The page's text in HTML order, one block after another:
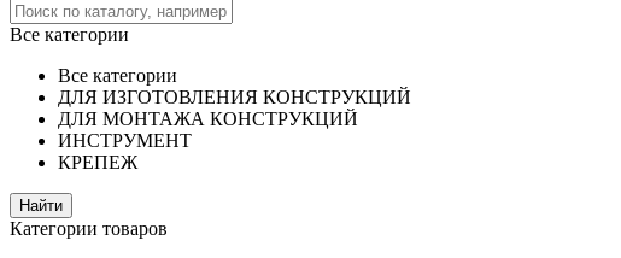
Все категории
Все категории
ДЛЯ ИЗГОТОВЛЕНИЯ КОНСТРУКЦИЙ
ДЛЯ МОНТАЖА КОНСТРУКЦИЙ
ИНСТРУМЕНТ
КРЕПЕЖ
Категории товаров